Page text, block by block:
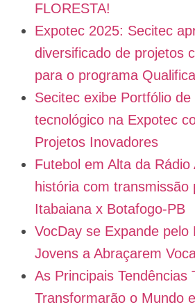
FLORESTA!
Expotec 2025: Secitec
diversificado de projetos
para o programa
Secitec exibe Portfólio
tecnológico na Expotec
Projetos Inovadores
Futebol em Alta da
história com transmissão
Itabaiana x Botafogo-PB
VocDay se Expande pelo
Jovens a Abraçarem
As Principais Tendências
Transformarão o Mundo